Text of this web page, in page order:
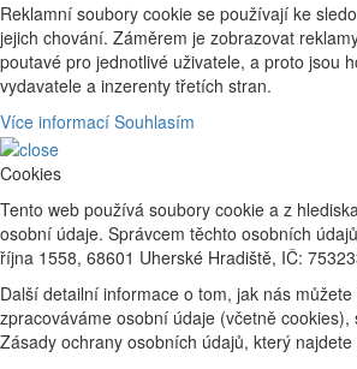
Reklamní soubory cookie se používají ke
jejich chování. Záměrem je zobrazovat
poutavé pro jednotlivé uživatele, a proto jsou
vydavatele a inzerenty třetích stran.
Více informací Souhlasím
Cookies
Tento web používá soubory cookie a z
osobní údaje. Správcem těchto osobních
října 1558, 68601 Uherské Hradiště, IČ:
Další detailní informace o tom, jak nás
zpracováváme osobní údaje (včetně
Zásady ochrany osobních údajů, který